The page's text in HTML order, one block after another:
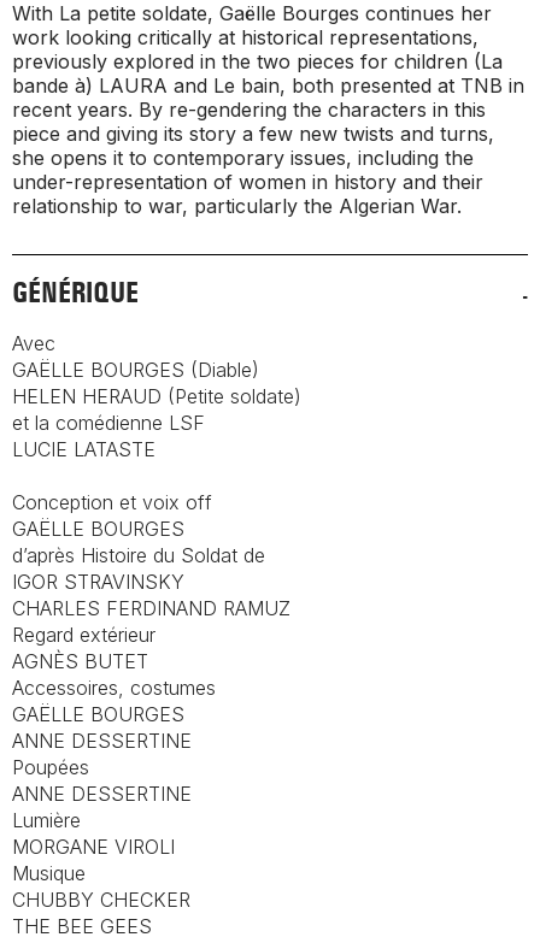
With La petite soldate, Gaëlle Bourges continues her
work looking critically at historical representations,
previously explored in the two pieces for children (La
bande à) LAURA and Le bain, both presented at TNB in
recent years. By re-gendering the characters in this
piece and giving its story a few new twists and turns,
she opens it to contemporary issues, including the
under-representation of women in history and their
relationship to war, particularly the Algerian War.
GÉNÉRIQUE
Avec
GAËLLE BOURGES (Diable)
HELEN HERAUD (Petite soldate)
et la comédienne LSF
LUCIE LATASTE
Conception et voix off
GAËLLE BOURGES
d’après Histoire du Soldat de
IGOR STRAVINSKY
CHARLES FERDINAND RAMUZ
Regard extérieur
AGNÈS BUTET
Accessoires, costumes
GAËLLE BOURGES
ANNE DESSERTINE
Poupées
ANNE DESSERTINE
Lumière
MORGANE VIROLI
Musique
CHUBBY CHECKER
THE BEE GEES